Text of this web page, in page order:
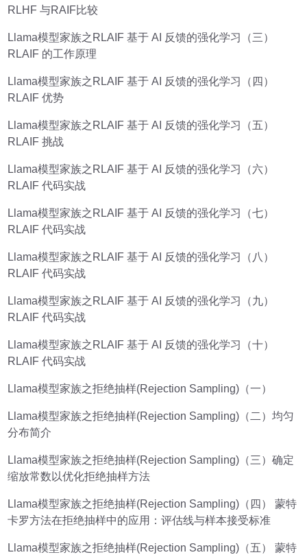
RLHF 与RAIF比较
Llama模型家族之RLAIF 基于 AI 反馈的强化学习（三）
RLAIF 的工作原理
Llama模型家族之RLAIF 基于 AI 反馈的强化学习（四）
RLAIF 优势
Llama模型家族之RLAIF 基于 AI 反馈的强化学习（五）
RLAIF 挑战
Llama模型家族之RLAIF 基于 AI 反馈的强化学习（六）
RLAIF 代码实战
Llama模型家族之RLAIF 基于 AI 反馈的强化学习（七）
RLAIF 代码实战
Llama模型家族之RLAIF 基于 AI 反馈的强化学习（八）
RLAIF 代码实战
Llama模型家族之RLAIF 基于 AI 反馈的强化学习（九）
RLAIF 代码实战
Llama模型家族之RLAIF 基于 AI 反馈的强化学习（十）
RLAIF 代码实战
Llama模型家族之拒绝抽样(Rejection Sampling)（一）
Llama模型家族之拒绝抽样(Rejection Sampling)（二）均匀
分布简介
Llama模型家族之拒绝抽样(Rejection Sampling)（三）确定
缩放常数以优化拒绝抽样方法
Llama模型家族之拒绝抽样(Rejection Sampling)（四） 蒙特
卡罗方法在拒绝抽样中的应用：评估线与样本接受标准
Llama模型家族之拒绝抽样(Rejection Sampling)（五） 蒙特